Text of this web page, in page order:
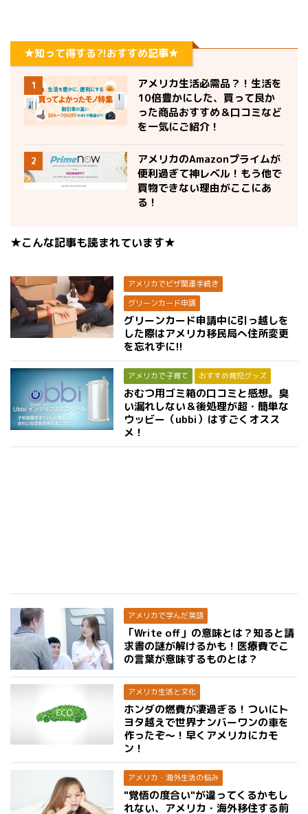
★知って得する?!おすすめ記事★
1
アメリカ生活必需品？！生活を
10倍豊かにした、買って良か
った商品おすすめ＆口コミなど
を一気にご紹介！
2
アメリカのAmazonプライムが
便利過ぎて神レベル！もう他で
買物できない理由がここにあ
る！
★こんな記事も読まれています★
アメリカでビザ関連手続き
グリーンカード申請
グリーンカード申請中に引っ越しを
した際はアメリカ移民局へ住所変更
を忘れずに!!
アメリカで子育て おすすめ育児グッズ
おむつ用ゴミ箱の口コミと感想。臭
い漏れしない＆後処理が超・簡単な
ウッビー（ubbi）はすごくオスス
メ！
アメリカで学んだ英語
「Write off」の意味とは？知ると請
求書の謎が解けるかも！医療費でこ
の言葉が意味するものとは？
アメリカ生活と文化
ホンダの燃費が凄過ぎる！ついにト
ヨタ越えで世界ナンバーワンの車を
作ったぞ〜！早くアメリカにカモ
ン！
アメリカ・海外生活の悩み
"覚悟の度合い"が違ってくるかもし
れない、アメリカ・海外移住する前